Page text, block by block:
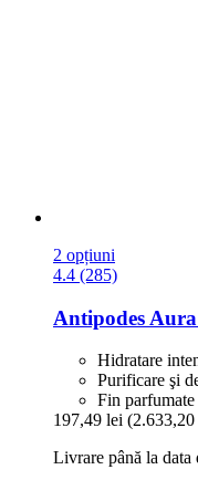
2 opțiuni
4.4 (285)
Antipodes
Hidratare
Purificare şi
Fin
197,49 lei
Livrare până la data